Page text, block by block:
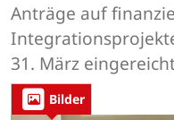
Anträge auf
31. März
Bilder